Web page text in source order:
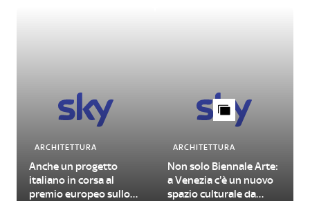
ARCHITETTURA
Anche un progetto
italiano in corsa al
premio europeo sullo
ARCHITETTURA
Non solo Biennale Arte:
a Venezia c'è un nuovo
spazio culturale da